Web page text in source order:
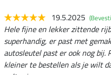
19.5.2025
Hele fijne en lekker zittende
superhandig, er past met
autosleutel past er ook nog bij.
kleiner te bestellen als je wilt